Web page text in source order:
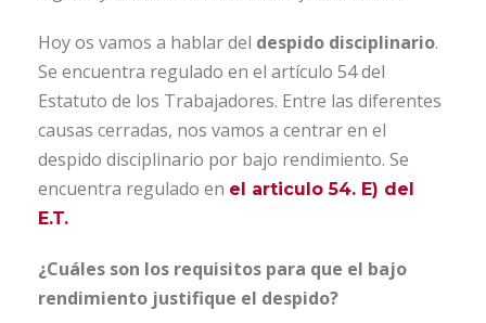
Hoy os vamos a hablar del despido disciplinario.
Se encuentra regulado en el artículo 54 del
Estatuto de los Trabajadores. Entre las diferentes
causas cerradas, nos vamos a centrar en el
despido disciplinario por bajo rendimiento. Se
encuentra regulado en el articulo 54. E) del
E.T.
¿Cuáles son los requisitos para que el bajo
rendimiento justifique el despido?